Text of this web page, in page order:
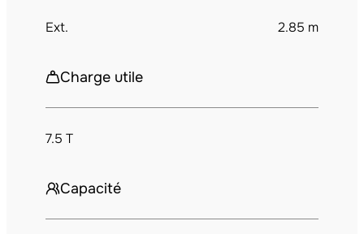
Ext. 2.85 m
Charge utile
7.5 T
Capacité